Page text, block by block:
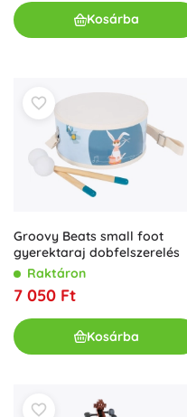
Kosárba
Groovy Beats small foot
gyerektaraj dobfelszerelés
Raktáron
7 050 Ft
Kosárba